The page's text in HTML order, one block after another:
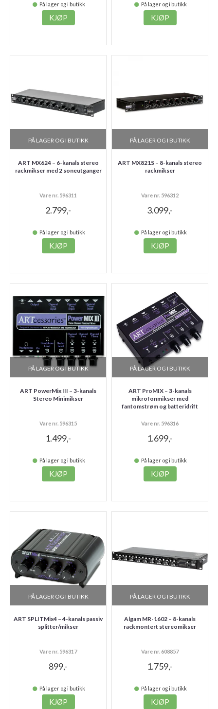
På lager og i butikk
KJØP
På lager og i butikk
KJØP
PÅ LAGER OG I BUTIKK
ART MX624 – 6-kanals stereo
rackmikser med 2 soneutganger
Vare nr. 596311
2.799,-
På lager og i butikk
KJØP
PÅ LAGER OG I BUTIKK
ART MX821S – 8-kanals stereo
rackmikser
Vare nr. 596312
3.099,-
På lager og i butikk
KJØP
PÅ LAGER OG I BUTIKK
ART PowerMix III – 3-kanals
Stereo Minimikser
Vare nr. 596315
1.499,-
På lager og i butikk
KJØP
PÅ LAGER OG I BUTIKK
ART ProMIX – 3-kanals
mikrofonmikser med
fantomstrøm og batteridrift
Vare nr. 596316
1.699,-
På lager og i butikk
KJØP
PÅ LAGER OG I BUTIKK
ART SPLITMix4 – 4-kanals passiv
splitter/mikser
Vare nr. 596317
899,-
På lager og i butikk
KJØP
PÅ LAGER OG I BUTIKK
Algam MR-1602 – 8-kanals
rackmontert stereomikser
Vare nr. 608857
1.759,-
På lager og i butikk
KJØP